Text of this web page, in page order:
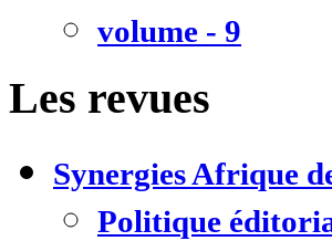
volume - 9
Les revues
Synergies Afrique
Politique